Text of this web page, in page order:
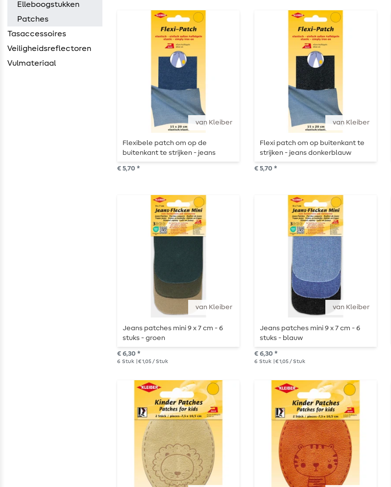
Elleboogstukken
Patches
Tasaccessoires
Veiligheidsreflectoren
Vulmateriaal
van Kleiber
Flexibele patch om op de
buitenkant te strijken - jeans
€ 5,70 *
van Kleiber
Flexi patch om op buitenkant te
strijken - jeans donkerblauw
€ 5,70 *
van Kleiber
Jeans patches mini 9 x 7 cm - 6
stuks - groen
€ 6,30 *
6 Stuk | € 1,05 / Stuk
van Kleiber
Jeans patches mini 9 x 7 cm - 6
stuks - blauw
€ 6,30 *
6 Stuk | € 1,05 / Stuk